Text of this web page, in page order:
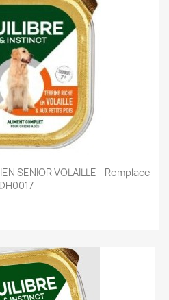
SENIOR VOLAILLE - Remplace
DH0017